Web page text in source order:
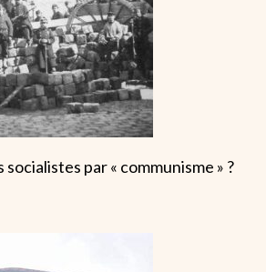
par « communisme » ?